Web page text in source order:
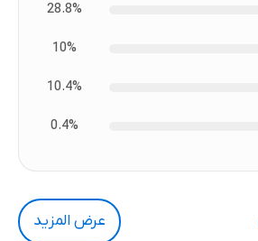
28.8%
10%
10.4%
0.4%
عرض المزيد